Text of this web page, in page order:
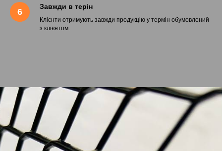
Завжди в терін
Клієнти отримують завжди продукцію у термін обумовлений
з клієнтом.